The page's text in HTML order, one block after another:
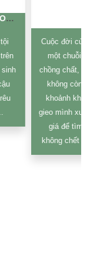
của Oh Joo-yoon là
bi kịch: nợ nần
gia đình ly tán, và
lối thoát. Trong
khắc cuối cùng khi
xuống hồ nước lạnh
tìm giải thoát, anh
mà lại tỉnh dậy....